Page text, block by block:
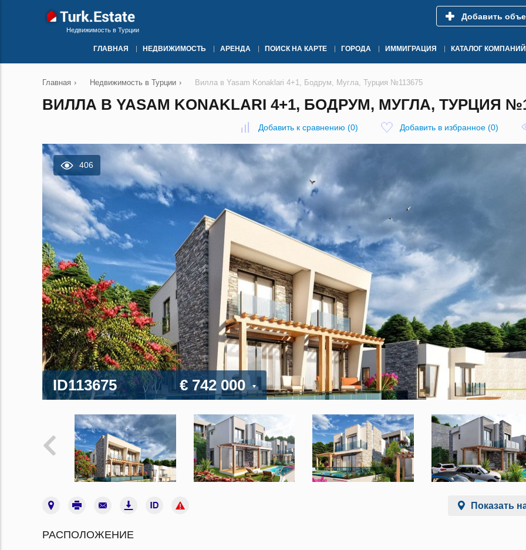
Недвижимость в Турции
Добавить
ГЛАВНАЯ НЕДВИЖИМОСТЬ АРЕНДА ПОИСК НА КАРТЕ ГОРОДА ИММИГРАЦИЯ КАТАЛОГ КОМПАНИЙ
Главная › Недвижимость в Турции › Вилла в Yasam Konaklari 4+1, Бодрум, Мугла, Турция №113675
ВИЛЛА В YASAM KONAKLARI 4+1, БОДРУМ, МУГЛА, ТУРЦИЯ
Добавить к сравнению (0) Добавить в избранное (0)
406
ID113675 € 742 000
Показать
РАСПОЛОЖЕНИЕ